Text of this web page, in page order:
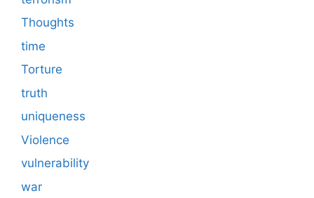
Thoughts
time
Torture
truth
uniqueness
Violence
vulnerability
war